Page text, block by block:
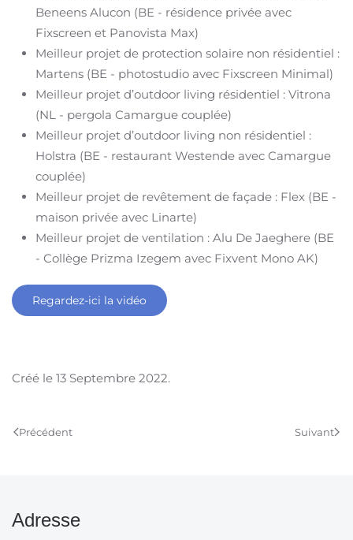
Beneens Alucon (BE - résidence privée avec
Fixscreen et Panovista Max)
Meilleur projet de protection solaire non résidentiel :
Martens (BE - photostudio avec Fixscreen Minimal)
Meilleur projet d’outdoor living résidentiel : Vitrona
(NL - pergola Camargue couplée)
Meilleur projet d’outdoor living non résidentiel :
Holstra (BE - restaurant Westende avec Camargue
couplée)
Meilleur projet de revêtement de façade : Flex (BE -
maison privée avec Linarte)
Meilleur projet de ventilation : Alu De Jaeghere (BE
- Collège Prizma Izegem avec Fixvent Mono AK)
Regardez-ici la vidéo
Créé le 13 Septembre 2022.
Précédent Suivant
Adresse